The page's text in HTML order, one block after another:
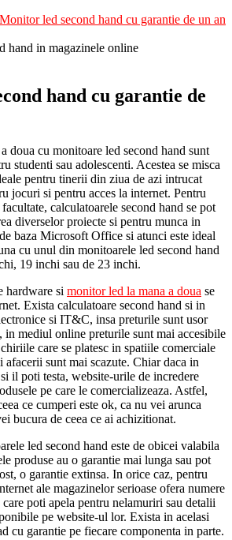
Monitor led second hand cu garantie de un an
hand cu garantie de
doua cu monitoare led second hand sunt
studenti sau adolescenti. Acestea se misca
pentru tinerii din ziua de azi intrucat
jocuri si pentru acces la internet. Pentru
calculatoarele second hand se pot
diverselor proiecte si pentru munca in
baza Microsoft Office si atunci este ideal
cu unul din monitoarele led second hand
19 inchi sau de 23 inchi.
hardware si monitor led la mana a doua se
Exista calculatoare second hand si in
si IT&C, insa preturile sunt usor
in mediul online preturile sunt mai accesibile
care se platesc in spatiile comerciale
sunt mai scazute. Chiar daca in
il poti testa, website-urile de incredere
pe care le comercializeaza. Astfel,
ce cumperi este ok, ca nu vei arunca
bucura de ceea ce ai achizitionat.
led second hand este de obicei valabila
produse au o garantie mai lunga sau pot
o garantie extinsa. In orice caz, pentru
ale magazinelor serioase ofera numere
poti apela pentru nelamuriri sau detalii
pe website-ul lor. Exista in acelasi
cu garantie pe fiecare componenta in parte.